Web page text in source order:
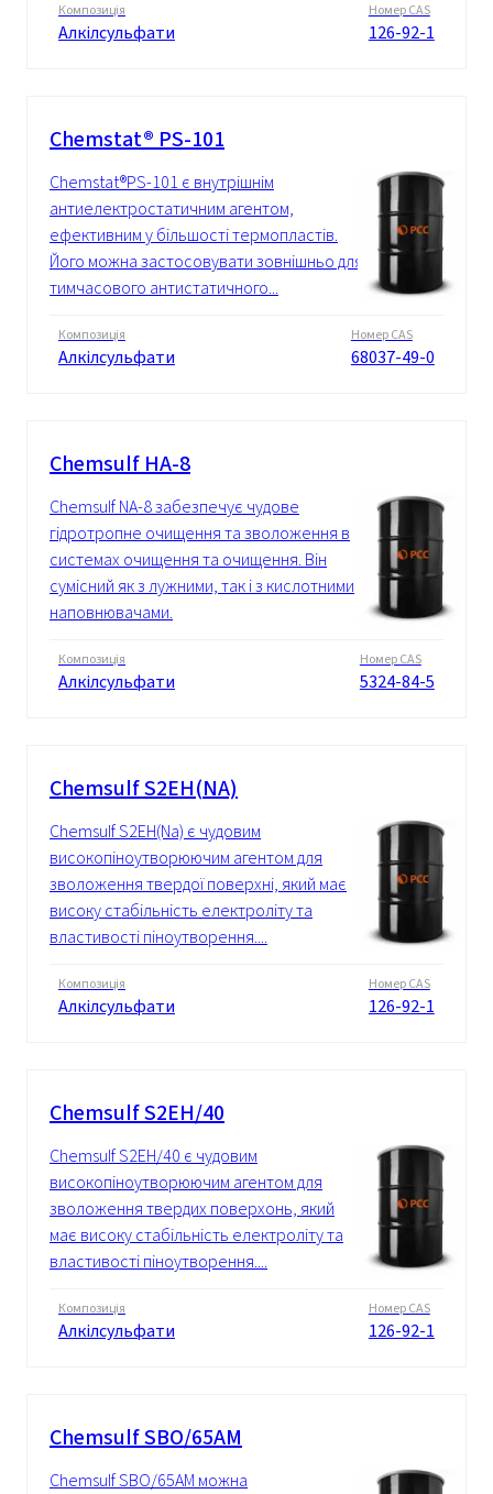
Композиція
Алкілсульфати
Номер CAS
126-92-1
Chemstat® PS-101
Chemstat®PS-101 є внутрішнім
антиелектростатичним агентом,
ефективним у більшості термопластів.
Його можна застосовувати зовнішньо для
тимчасового антистатичного...
Композиція
Алкілсульфати
Номер CAS
68037-49-0
Chemsulf НА-8
Chemsulf NA-8 забезпечує чудове
гідротропне очищення та зволоження в
системах очищення та очищення. Він
сумісний як з лужними, так і з кислотними
наповнювачами.
Композиція
Алкілсульфати
Номер CAS
5324-84-5
Chemsulf S2EH(NA)
Chemsulf S2EH(Na) є чудовим
високопіноутворюючим агентом для
зволоження твердої поверхні, який має
високу стабільність електроліту та
властивості піноутворення....
Композиція
Алкілсульфати
Номер CAS
126-92-1
Chemsulf S2EH/40
Chemsulf S2EH/40 є чудовим
високопіноутворюючим агентом для
зволоження твердих поверхонь, який
має високу стабільність електроліту та
властивості піноутворення....
Композиція
Алкілсульфати
Номер CAS
126-92-1
Chemsulf SBO/65AM
Chemsulf SBO/65AM можна